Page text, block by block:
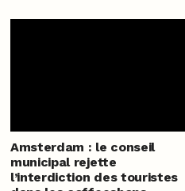
Amsterdam : le conseil
municipal rejette
l’interdiction des touristes